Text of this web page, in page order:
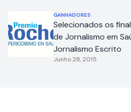
GANHADORES
Selecionados os
de Jornalismo em
Jornalismo Escrito
Junho 28, 2015